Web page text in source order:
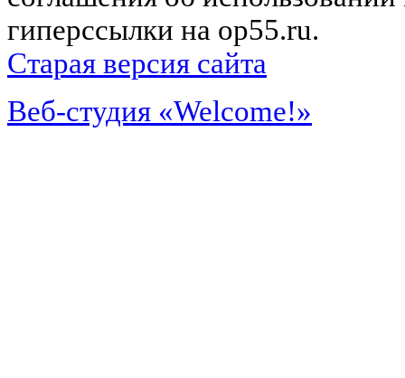
гиперссылки на op55.ru.
Старая версия сайта
Веб-студия «Welcome!»